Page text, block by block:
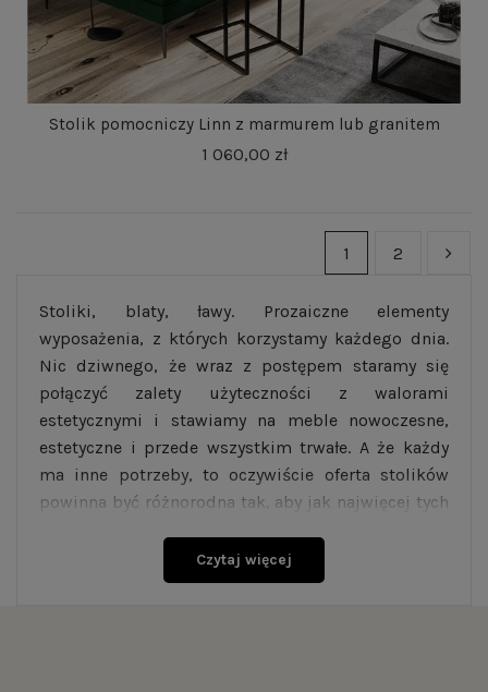
Stolik pomocniczy Linn z marmurem lub granitem
1 060,00 zł
1 2
Stoliki, blaty, ławy. Prozaiczne elementy
wyposażenia, z których korzystamy każdego dnia.
Nic dziwnego, że wraz z postępem staramy się
połączyć zalety użyteczności z walorami
estetycznymi i stawiamy na meble nowoczesne,
estetyczne i przede wszystkim trwałe. A że każdy
ma inne potrzeby, to oczywiście oferta stolików
powinna być różnorodna tak, aby jak najwięcej tych
Stoliki kawowe do salonu stanowią podobnie
Czytaj więcej